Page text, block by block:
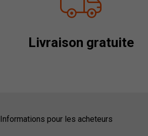
Livraison gratuite
Informations pour les acheteurs